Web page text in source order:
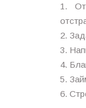
1.
2.
3.
4.
5.
6.